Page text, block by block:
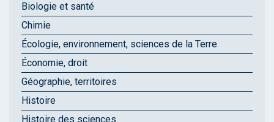
Biologie et santé
Chimie
Écologie, environnement, sciences de la Terre
Économie, droit
Géographie, territoires
Histoire
Histoire des sciences